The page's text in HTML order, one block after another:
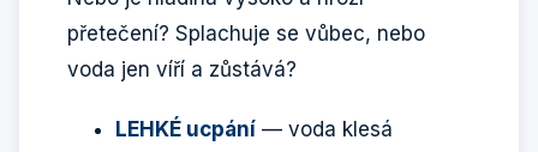
přetečení? Splachuje se vůbec, nebo
voda jen víří a zůstává?
LEHKÉ ucpání — voda klesá